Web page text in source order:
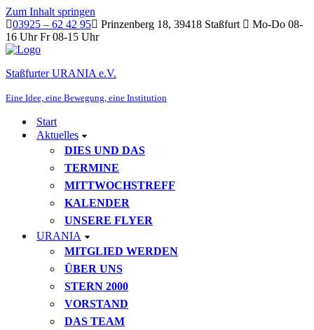
Zum Inhalt springen
03925 – 62 42 95
Prinzenberg 18, 39418 Staßfurt
Mo-Do 08-
16 Uhr Fr 08-15 Uhr
Staßfurter URANIA e.V.
Eine Idee, eine Bewegung, eine Institution
Start
Aktuelles
DIES UND DAS
TERMINE
MITTWOCHSTREFF
KALENDER
UNSERE FLYER
URANIA
MITGLIED WERDEN
ÜBER UNS
STERN 2000
VORSTAND
DAS TEAM